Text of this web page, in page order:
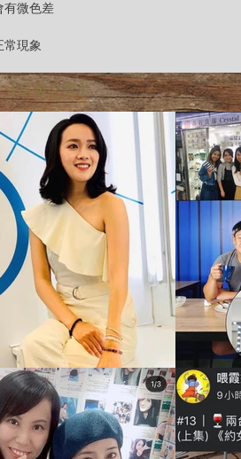
有微色差
常現象
【星級之選】